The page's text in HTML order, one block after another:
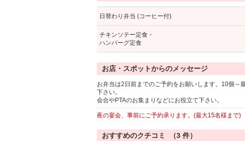
日替わり弁当 (コーヒー付)
チキンソテー定食・
ハンバーグ定食
お店・スポットからのメッセージ
お弁当は2日前までのご予約をお願いします。10個
下さい。
会合やPTAのお集まりなどにお役立て下さい。
夜の宴会、事前にご予約承ります。(最大15名様まで)
おすすめのクチコミ （3 件）